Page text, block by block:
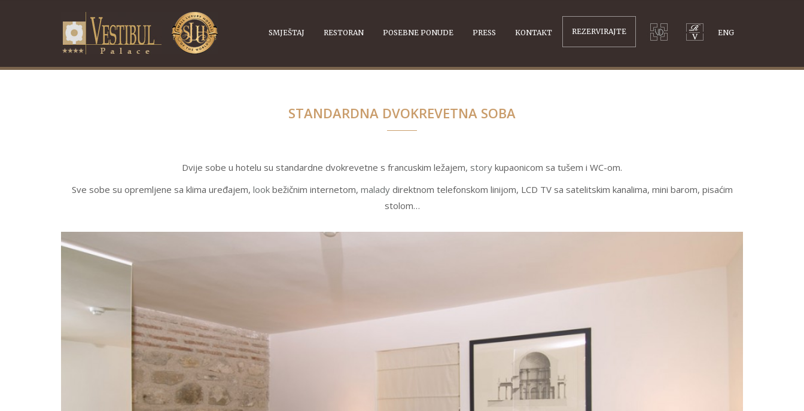
SMJEŠTAJ RESTORAN POSEBNE PONUDE PRESS KONTAKT REZERVIRAJTE ENG
STANDARDNA DVOKREVETNA SOBA
Dvije sobe u hotelu su standardne dvokrevetne s francuskim ležajem, story kupaonicom sa tušem i WC-om.
Sve sobe su opremljene sa klima uređajem, lookbežičnim internetom, maladydirektnom telefonskom linijom, LCD TV sa satelitskim kanalima, mini barom, pisaćim
stolom…